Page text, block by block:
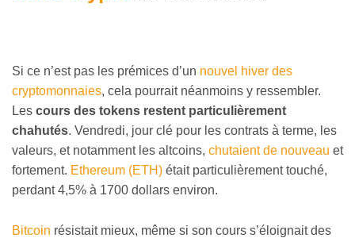
Si ce n’est pas les prémices d’un nouvel hiver des
cryptomonnaies, cela pourrait néanmoins y ressembler.
Les cours des tokens restent particulièrement
chahutés. Vendredi, jour clé pour les contrats à terme, les
valeurs, et notamment les altcoins, chutaient de nouveau et
fortement. Ethereum (ETH) était particulièrement touché,
perdant 4,5% à 1700 dollars environ.
Bitcoin résistait mieux, même si son cours s’éloignait des